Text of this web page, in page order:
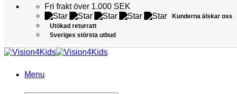
Fri frakt över 1.000 SEK
Kunderna älskar oss
Utökad returratt
Sveriges största utbud
Menu